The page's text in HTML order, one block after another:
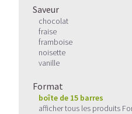
Saveur
chocolat
fraise
framboise
noisette
vanille
Format
boîte de 15 barres
afficher tous les produits